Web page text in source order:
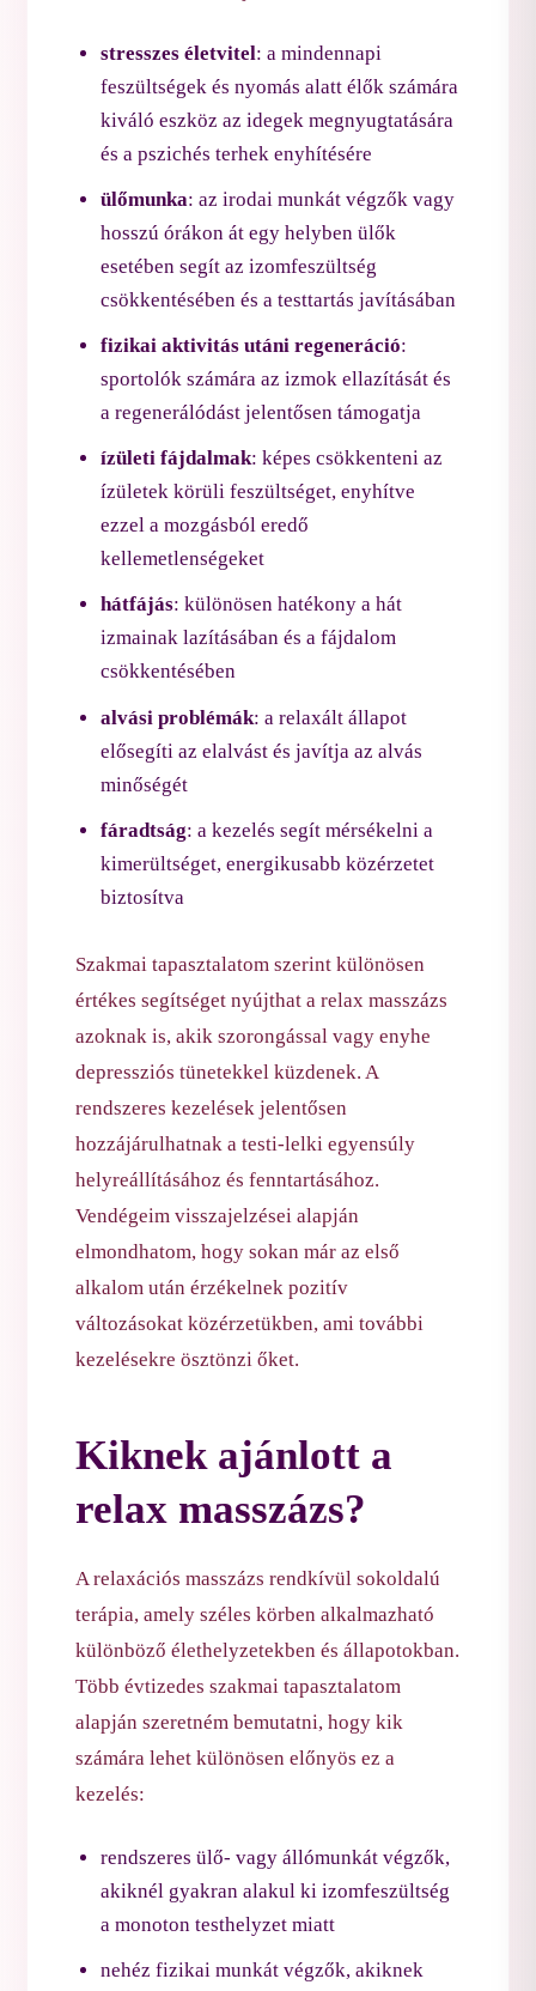
stresszes életvitel: a mindennapi
feszültségek és nyomás alatt élők számára
kiváló eszköz az idegek megnyugtatására
és a pszichés terhek enyhítésére
ülőmunka: az irodai munkát végzők vagy
hosszú órákon át egy helyben ülők
esetében segít az izomfeszültség
csökkentésében és a testtartás javításában
fizikai aktivitás utáni regeneráció:
sportolók számára az izmok ellazítását és
a regenerálódást jelentősen támogatja
ízületi fájdalmak: képes csökkenteni az
ízületek körüli feszültséget, enyhítve
ezzel a mozgásból eredő
kellemetlenségeket
hátfájás: különösen hatékony a hát
izmainak lazításában és a fájdalom
csökkentésében
alvási problémák: a relaxált állapot
elősegíti az elalvást és javítja az alvás
minőségét
fáradtság: a kezelés segít mérsékelni a
kimerültséget, energikusabb közérzetet
biztosítva
Szakmai tapasztalatom szerint különösen
értékes segítséget nyújthat a relax masszázs
azoknak is, akik szorongással vagy enyhe
depressziós tünetekkel küzdenek. A
rendszeres kezelések jelentősen
hozzájárulhatnak a testi-lelki egyensúly
helyreállításához és fenntartásához.
Vendégeim visszajelzései alapján
elmondhatom, hogy sokan már az első
alkalom után érzékelnek pozitív
változásokat közérzetükben, ami további
kezelésekre ösztönzi őket.
Kiknek ajánlott a
relax masszázs?
A relaxációs masszázs rendkívül sokoldalú
terápia, amely széles körben alkalmazható
különböző élethelyzetekben és állapotokban.
Több évtizedes szakmai tapasztalatom
alapján szeretném bemutatni, hogy kik
számára lehet különösen előnyös ez a
kezelés:
rendszeres ülő- vagy állómunkát végzők,
akiknél gyakran alakul ki izomfeszültség
a monoton testhelyzet miatt
nehéz fizikai munkát végzők, akiknek